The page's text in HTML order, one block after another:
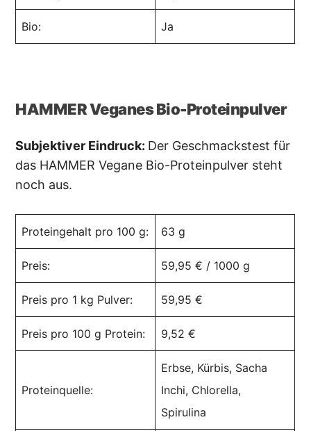
Bio: Ja
HAMMER Veganes Bio-Proteinpulver
Subjektiver Eindruck: Der Geschmackstest für
das HAMMER Vegane Bio-Proteinpulver steht
noch aus.
Proteingehalt pro 100 g: 63 g
Preis: 59,95 € / 1000 g
Preis pro 1 kg Pulver: 59,95 €
Preis pro 100 g Protein: 9,52 €
Proteinquelle:
Erbse, Kürbis, Sacha
Inchi, Chlorella,
Spirulina